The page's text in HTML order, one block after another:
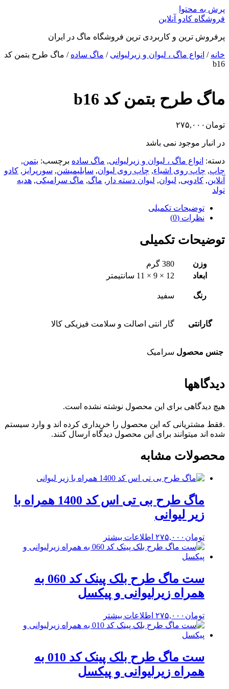
پرش به محتوا
فروشگاه کادو آنلاین
پرفروش ترین و کاربردی ترین فروشگاه ماگ در ایران
خانه / انواع ماگ ، لیوان و زیرلیوانی / ماگ ساده / ماگ طرح بتمن کد
b16
ماگ طرح بتمن کد b16
تومان ۲۷۵,۰۰۰
در انبار موجود نمی باشد
دسته: انواع ماگ ، لیوان و زیرلیوانی, ماگ ساده برچسب: بتمن,
چاپ, چاپ روی اشیاء, چاپ روی لیوان, سابلیمیشن, سورپرایز , کادو
آنلاین, کادویی, لیوان, لیوان دسته دار , ماگ, ماگ سرامیکی, هدیه
تولد
توضیحات تکمیلی
نظرات (0)
توضیحات تکمیلی
وزن
380 گرم
ابعاد
12 × 9 × 11 سانتیمتر
رنگ سفید
گارانتی گار انتی اصالت و سلامت فیزیکی کالا
جنس محصول سرامیک
دیدگاهها
هیچ دیدگاهی برای این محصول نوشته نشده است.
.فقط مشتریانی که این محصول را خریداری کرده اند و وارد سیستم
شده اند میتوانند برای این محصول دیدگاه ارسال کنند.
محصولات مشابه
ماگ طرح بی تی اس کد 1400 همراه با
زیر لیوانی
تومان ۲۷۵,۰۰۰ اطلاعات بیشتر
ست ماگ طرح بلک پینک کد 060 به
همراه زیرلیوانی و پیکسل
تومان ۲۷۵,۰۰۰ اطلاعات بیشتر
ست ماگ طرح بلک پینک کد 010 به
همراه زیرلیوانی و پیکسل